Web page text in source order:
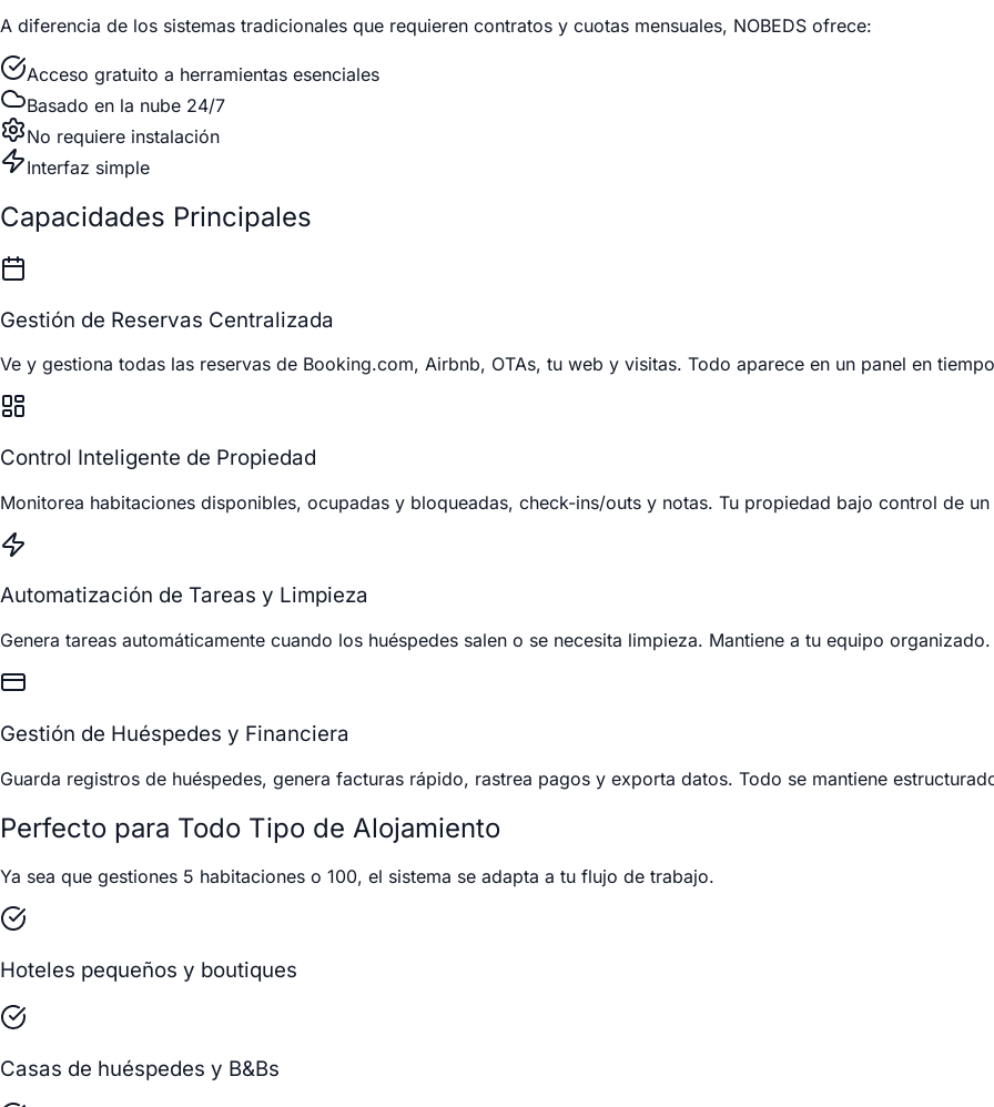
A diferencia de los sistemas tradicionales que requieren contratos y cuotas mensuales, NOBEDS ofrece:
Acceso gratuito a herramientas esenciales
Basado en la nube 24/7
No requiere instalación
Interfaz simple
Capacidades Principales
Gestión de Reservas Centralizada
Ve y gestiona todas las reservas de Booking.com, Airbnb, OTAs, tu web y visitas. Todo aparece en un panel en
Control Inteligente de Propiedad
Monitorea habitaciones disponibles, ocupadas y bloqueadas, check-ins/outs y notas. Tu propiedad bajo control de
Automatización de Tareas y Limpieza
Genera tareas automáticamente cuando los huéspedes salen o se necesita limpieza. Mantiene a tu equipo organizado.
Gestión de Huéspedes y Financiera
Guarda registros de huéspedes, genera facturas rápido, rastrea pagos y exporta datos. Todo se mantiene
Perfecto para Todo Tipo de Alojamiento
Ya sea que gestiones 5 habitaciones o 100, el sistema se adapta a tu flujo de trabajo.
Hoteles pequeños y boutiques
Casas de huéspedes y B&Bs